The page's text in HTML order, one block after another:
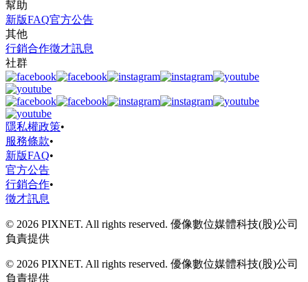
幫助
新版FAQ官方公告
其他
行銷合作徵才訊息
社群
隱私權政策•
服務條款•
新版FAQ•
官方公告
行銷合作•
徵才訊息
© 2026 PIXNET. All rights reserved. 優像數位媒體科技(股)公司
負責提供
© 2026 PIXNET. All rights reserved. 優像數位媒體科技(股)公司
負責提供